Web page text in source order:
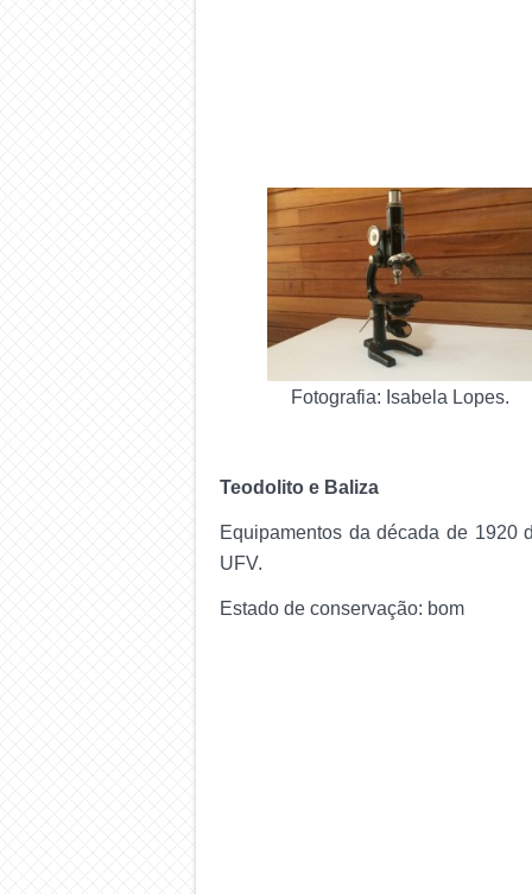
Fotografia: Isabela Lopes.
Teodolito e Baliza
Equipamentos da década de 1920
UFV.
Estado de conservação: bom